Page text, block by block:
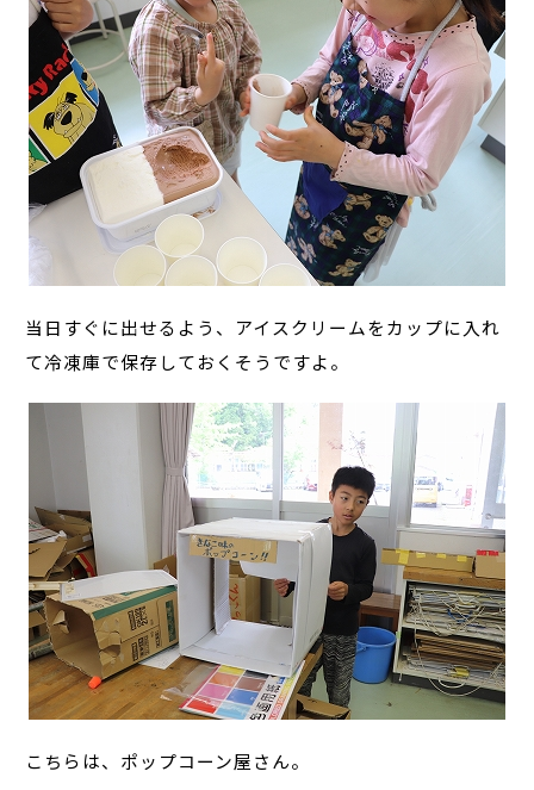
当日すぐに出せるよう、アイスクリームをカップに入れ
て冷凍庫で保存しておくそうですよ。
こちらは、ポップコーン屋さん。